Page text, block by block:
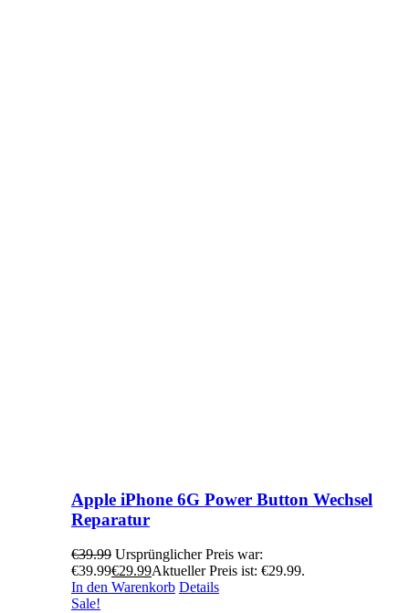
Apple iPhone 6G Power Button Wechsel
Reparatur
€39.99 Ursprünglicher Preis war:
€39.99€29.99Aktueller Preis ist: €29.99.
In den Warenkorb Details
Sale!